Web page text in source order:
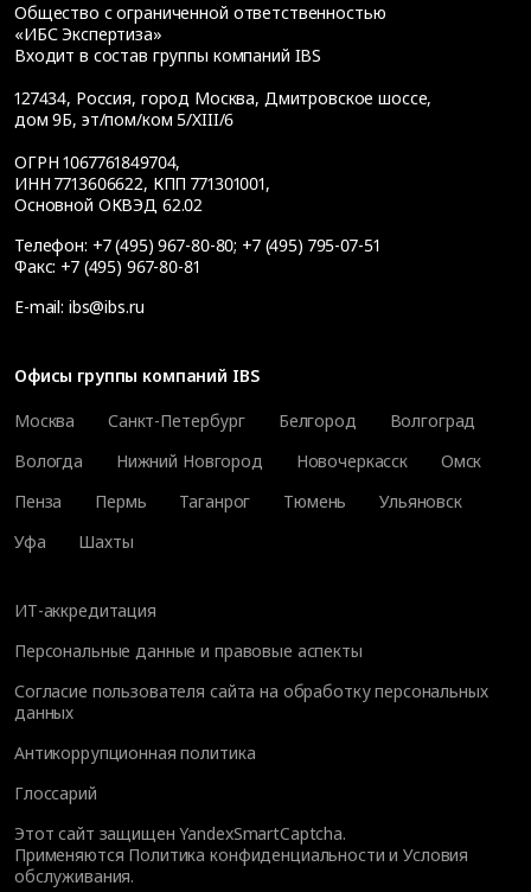
Общество с ограниченной ответственностью
«ИБС Экспертиза»
Входит в состав группы компаний IBS
127434, Россия, город Москва, Дмитровское шоссе,
дом 9Б, эт/пом/ком 5/XIII/6
ОГРН 1067761849704,
ИНН 7713606622, КПП 771301001,
Основной ОКВЭД 62.02
Телефон: +7 (495) 967-80-80; +7 (495) 795-07-51
Факс: +7 (495) 967-80-81
E-mail: ibs@ibs.ru
Офисы группы компаний IBS
Москва
Санкт-Петербург Белгород
Волгоград
Вологда
Нижний Новгород Новочеркасск
Омск
Пенза
Пермь Таганрог Тюмень
Ульяновск
Уфа
Шахты
ИТ-аккредитация
Персональные данные и правовые аспекты
Согласие пользователя сайта на обработку персональных
данных
Антикоррупционная политика
Глоссарий
Этот сайт защищен YandexSmartCaptcha.
Применяются Политика конфиденциальности иУсловия
обслуживания.